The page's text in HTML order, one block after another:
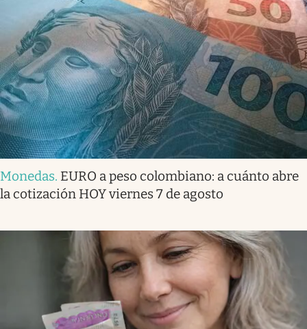
Monedas. EURO a peso colombiano: a cuánto abre
la cotización HOY viernes 7 de agosto